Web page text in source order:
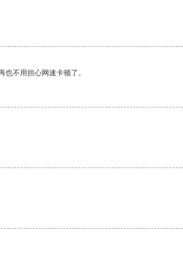
不用担心网速卡顿了。